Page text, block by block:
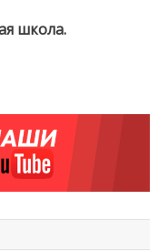
школа.